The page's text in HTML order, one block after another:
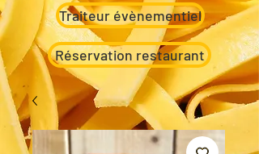
Réservation restaurant
Traiteur évènementiel